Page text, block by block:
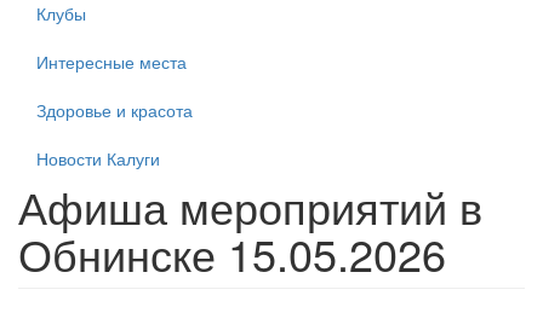
Клубы
Интересные места
Здоровье и красота
Новости Калуги
Афиша мероприятий в
Обнинске 15.05.2026